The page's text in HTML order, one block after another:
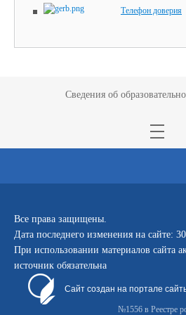
Телефон доверия
Сведения об
Все права защищены.
Дата последнего изменения на сайте:
При использовании материалов сайта
источник обязательна
Сайт создан на портале
№1556 в Реестре